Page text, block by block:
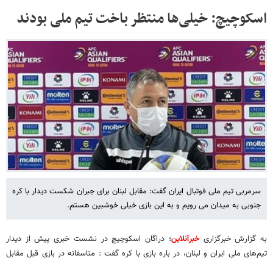
اسکوچیچ: خیلی‌ها منتظر باخت تیم ملی بودند
سرمربی تیم ملی فوتبال ایران گفت: مقابل لبنان برای جبران شکست دیدار با کره
جنوبی به میدان می رویم و به این بازی خیلی خوشبین هستم.
به گزارش خبرگزاریخبرآنلاین؛ دراگان اسکوچیچ در نشست خبری پیش از دیدار
تیم‌های ملی ایران و لبنان، در باره بازی با کره گفت : متاسفانه در بازی قبل مقابل